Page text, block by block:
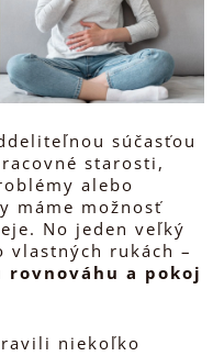
súčasťou
starosti,
alebo
máme možnosť
No jeden veľký
vlastných rukách –
a pokoj
niekoľko